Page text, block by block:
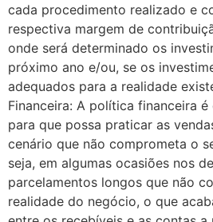
cada procedimento realizado e
respectiva margem de
onde será determinado os
próximo ano e/ou, se os
adequados para a realidade
Financeira: A política financeira
para que possa praticar as
cenário que não comprometa o
seja, em algumas ocasiões nos
parcelamentos longos que não
realidade do negócio, o que